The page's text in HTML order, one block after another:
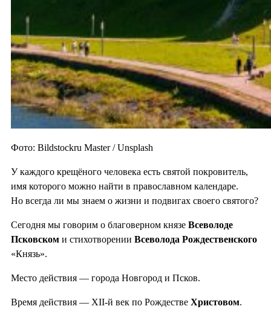
Фото: Bildstockru Master / Unsplash
У каждого крещёного человека есть святой покровитель,
имя которого можно найти в православном календаре.
Но всегда ли мы знаем о жизни и подвигах своего святого?
Сегодня мы говорим о благоверном князе Всеволоде
Псковском и стихотворении Всеволода Рождественского
«Князь».
Место действия — города Новгород и Псков.
Время действия — XII-й век по Рождестве Христовом.